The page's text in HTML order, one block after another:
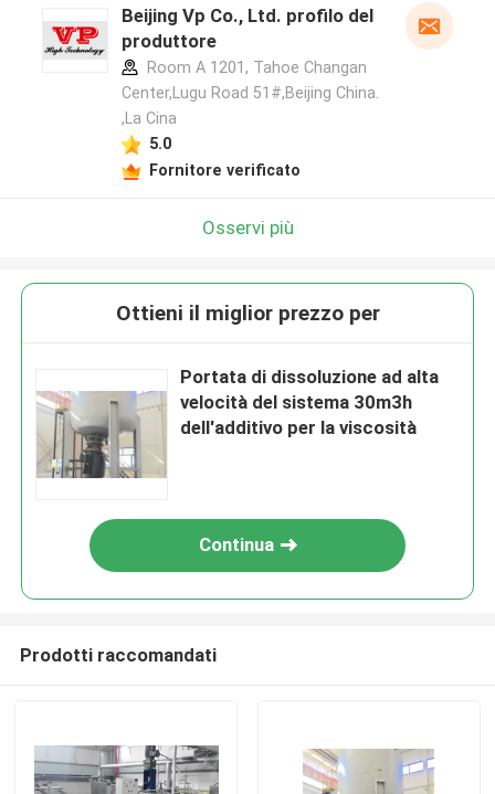
Beijing Vp Co., Ltd. profilo del
produttore
Room A 1201, Tahoe Changan
Center,Lugu Road 51#,Beijing China.
,La Cina
5.0
Fornitore verificato
Osservi più
Ottieni il miglior prezzo per
Portata di dissoluzione ad alta
velocità del sistema 30m3h
dell'additivo per la viscosità
Continua
Prodotti raccomandati